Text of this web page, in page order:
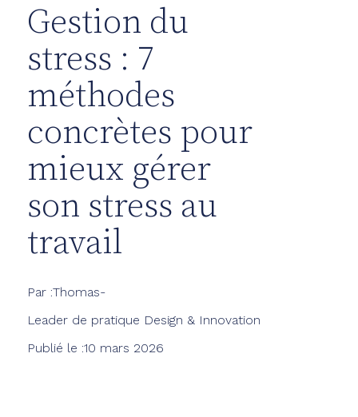
Gestion du
stress : 7
méthodes
concrètes pour
mieux gérer
son stress au
travail
Par :Thomas-
Leader de pratique Design & Innovation
Publié le :10 mars 2026